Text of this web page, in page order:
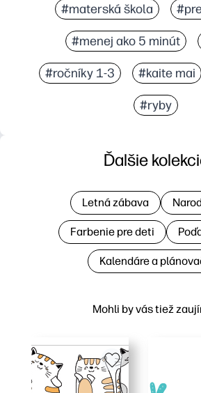
#materská škola
#menej ako 5 minút
#ročníky 1-3 #kaite mai
#ryby
Mohli by vás tiež
Ďalšie
Letná zábava
Farbenie pre deti
Kalendáre a